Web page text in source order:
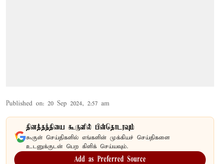
Published on: 20 Sep 2024, 2:57 am
தினத்தந்தியை கூகுளில் பின்தொடரவும்
கூகுள் செய்திகளில் எங்களின் முக்கியச் செய்திகளை
உடனுக்குடன் பெற கிளிக் செய்யவும்.
Add as Preferred Source